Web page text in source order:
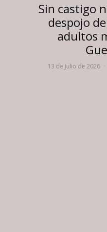
Sin castigo
despojo
adultos
13 de julio de 2026 ·